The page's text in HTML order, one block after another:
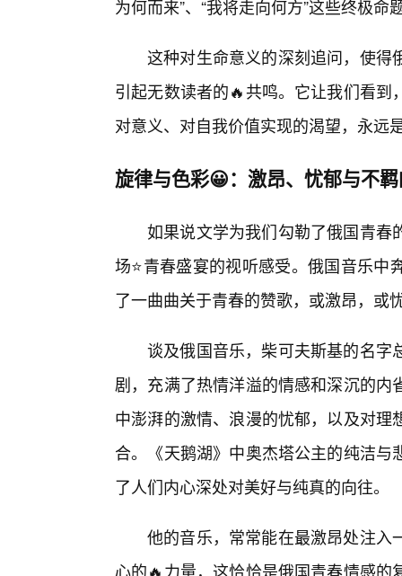
为何而来”、“我将走向何方”这些终极命
这种对生命意义的深刻追问，使得
引起无数读者的🔥共鸣。它让我们看
对意义、对自我价值实现的渴望，永远
旋律与色彩😀：激昂、忧郁与不
如果说文学为我们勾勒了俄国青春
场⭐青春盛宴的视听感受。俄国音乐
了一曲曲关于青春的赞歌，或激昂，或
谈及俄国音乐，柴可夫斯基的名字
剧，充满了热情洋溢的情感和深沉的
中澎湃的激情、浪漫的忧郁，以及对
合。《天鹅湖》中奥杰塔公主的纯洁
了人们内心深处对美好与纯真的向往。
他的音乐，常常能在最激昂处注入
心的🔥力量，这恰恰是俄国青春情感